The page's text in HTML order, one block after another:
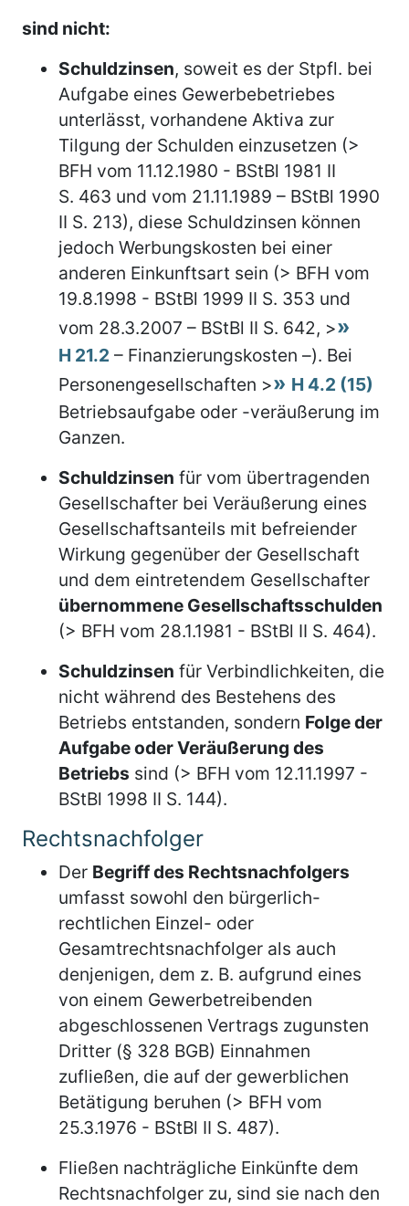
sind nicht:
Schuldzinsen, soweit es der Stpfl. bei
Aufgabe eines Gewerbebetriebes
unterlässt, vorhandene Aktiva zur
Tilgung der Schulden einzusetzen (>
BFH vom 11.12.1980 - BStBl 1981 II
S. 463 und vom 21.11.1989 – BStBl 1990
II S. 213), diese Schuldzinsen können
jedoch Werbungskosten bei einer
anderen Einkunftsart sein (> BFH vom
19.8.1998 - BStBl 1999 II S. 353 und
vom 28.3.2007 – BStBl II S. 642, >
H 21.2 – Finanzierungskosten –). Bei
Personengesellschaften >
H 4.2 (15)
Betriebsaufgabe oder -veräußerung im
Ganzen.
Schuldzinsen für vom übertragenden
Gesellschafter bei Veräußerung eines
Gesellschaftsanteils mit befreiender
Wirkung gegenüber der Gesellschaft
und dem eintretendem Gesellschafter
übernommene Gesellschaftsschulden
(> BFH vom 28.1.1981 - BStBl II S. 464).
Schuldzinsen für Verbindlichkeiten, die
nicht während des Bestehens des
Betriebs entstanden, sondern Folge der
Aufgabe oder Veräußerung des
Betriebs sind (> BFH vom 12.11.1997 -
BStBl 1998 II S. 144).
Rechtsnachfolger
Der Begriff des Rechtsnachfolgers
umfasst sowohl den bürgerlich-
rechtlichen Einzel- oder
Gesamtrechtsnachfolger als auch
denjenigen, dem z. B. aufgrund eines
von einem Gewerbetreibenden
abgeschlossenen Vertrags zugunsten
Dritter (§ 328 BGB) Einnahmen
zufließen, die auf der gewerblichen
Betätigung beruhen (> BFH vom
25.3.1976 - BStBl II S. 487).
Fließen nachträgliche Einkünfte dem
Rechtsnachfolger zu, sind sie nach den